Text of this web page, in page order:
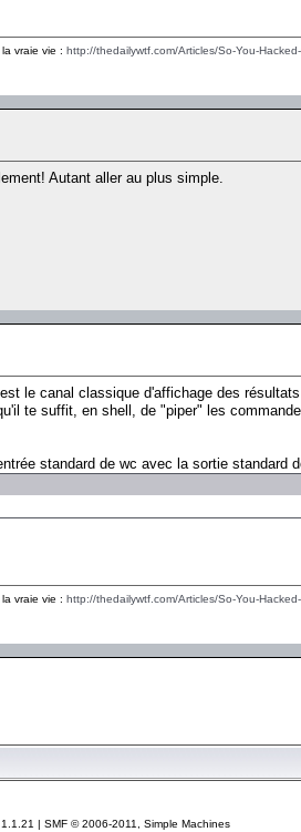
vraie vie : http://thedailywtf.com/Articles/So-You-
Autant aller au plus simple.
le canal classique d'affichage des
te suffit, en shell, de "piper" les
standard de wc avec la sortie standard
vraie vie : http://thedailywtf.com/Articles/So-You-
SMF © 2006-2011, Simple Machines